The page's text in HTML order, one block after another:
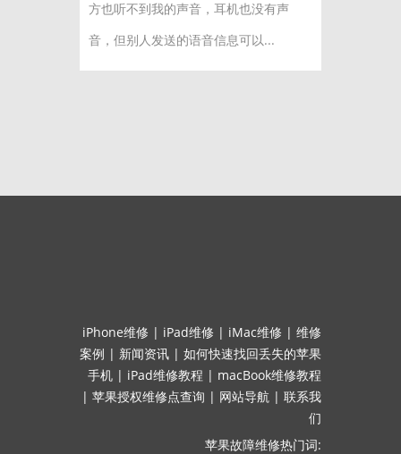
方也听不到我的声音，耳机也没有声
音，但别人发送的语音信息可以...
iPhone维修 | iPad维修 | iMac维修 | 维修
案例 | 新闻资讯 | 如何快速找回丢失的苹果
手机 | iPad维修教程 | macBook维修教程
| 苹果授权维修点查询 | 网站导航 | 联系我
们
苹果故障维修热门词: